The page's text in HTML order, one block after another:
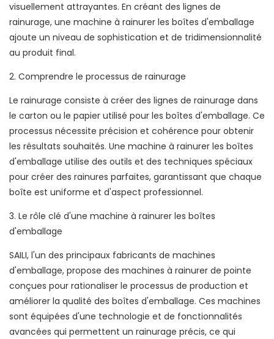
visuellement attrayantes. En créant des lignes de
rainurage, une machine à rainurer les boîtes d'emballage
ajoute un niveau de sophistication et de tridimensionnalité
au produit final.
2. Comprendre le processus de rainurage
Le rainurage consiste à créer des lignes de rainurage dans
le carton ou le papier utilisé pour les boîtes d'emballage. Ce
processus nécessite précision et cohérence pour obtenir
les résultats souhaités. Une machine à rainurer les boîtes
d'emballage utilise des outils et des techniques spéciaux
pour créer des rainures parfaites, garantissant que chaque
boîte est uniforme et d'aspect professionnel.
3. Le rôle clé d'une machine à rainurer les boîtes
d'emballage
SAILI, l'un des principaux fabricants de machines
d'emballage, propose des machines à rainurer de pointe
conçues pour rationaliser le processus de production et
améliorer la qualité des boîtes d'emballage. Ces machines
sont équipées d'une technologie et de fonctionnalités
avancées qui permettent un rainurage précis, ce qui